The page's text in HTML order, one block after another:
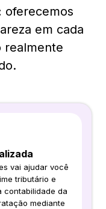
oferecemos
em cada
realmente
vai ajudar você
tributário e
contabilidade da
mediante